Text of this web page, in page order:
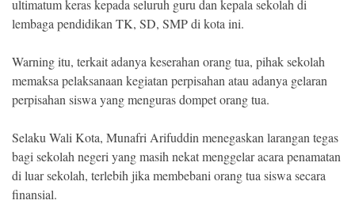
©
Copyright
NETRAL
.
All
Right
Reserved
ultimatum keras kepada seluruh guru dan kepala sekolah di
lembaga pendidikan TK, SD, SMP di kota ini.
Warning itu, terkait adanya keserahan orang tua, pihak sekolah
memaksa pelaksanaan kegiatan perpisahan atau adanya gelaran
perpisahan siswa yang menguras dompet orang tua.
Selaku Wali Kota, Munafri Arifuddin menegaskan larangan tegas
bagi sekolah negeri yang masih nekat menggelar acara penamatan
di luar sekolah, terlebih jika membebani orang tua siswa secara
finansial.